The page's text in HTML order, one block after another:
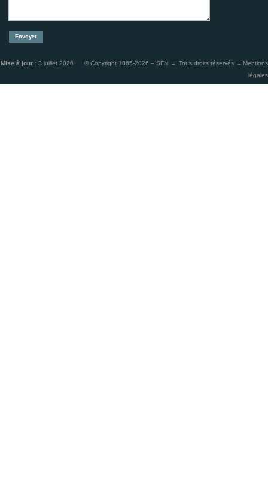
Mise à jour : 3 juillet 2026 © Copyright 1865-2026 – SFN ≡ Tous droits réservés ≡ Mentions
légales